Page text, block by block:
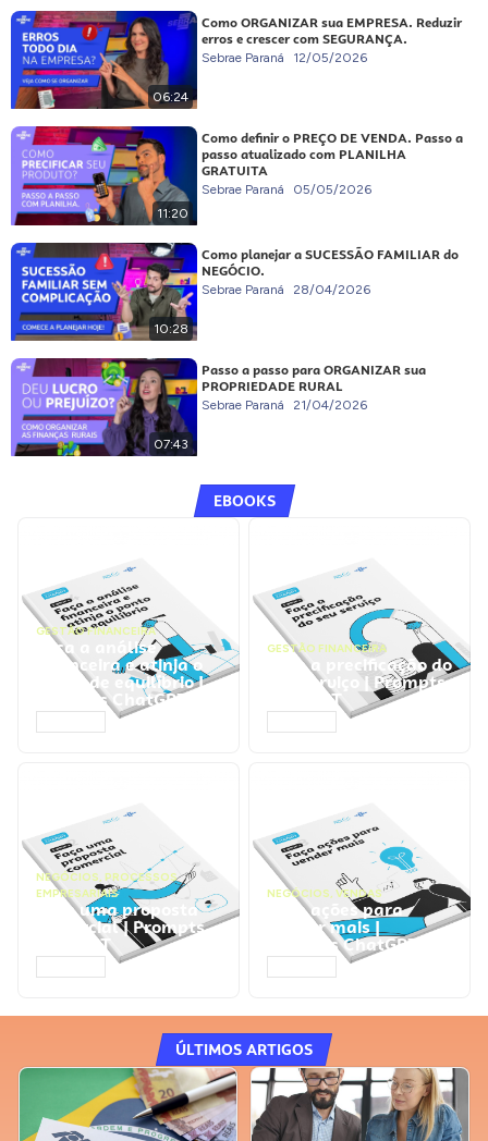
06:24
Como ORGANIZAR sua EMPRESA. Reduzir
erros e crescer com SEGURANÇA.
Sebrae Paraná 12/05/2026
11:20
Como definir o PREÇO DE VENDA. Passo a
passo atualizado com PLANILHA
GRATUITA
Sebrae Paraná 05/05/2026
10:28
Como planejar a SUCESSÃO FAMILIAR do
NEGÓCIO.
Sebrae Paraná 28/04/2026
07:43
Passo a passo para ORGANIZAR sua
PROPRIEDADE RURAL
Sebrae Paraná 21/04/2026
EBOOKS
GESTÃO FINANCEIRA
Faça a análise
financeira e atinja o
ponto de equilíbrio |
Prompts ChatGPT
GESTÃO FINANCEIRA
Faça a precificação do
seu serviço | Prompts
ChatGPT
NEGÓCIOS, PROCESSOS
EMPRESARIAIS
Faça uma proposta
comercial | Prompts
ChatGPT
NEGÓCIOS, VENDAS
Faça ações para
vender mais |
Prompts ChatGPT
ÚLTIMOS ARTIGOS